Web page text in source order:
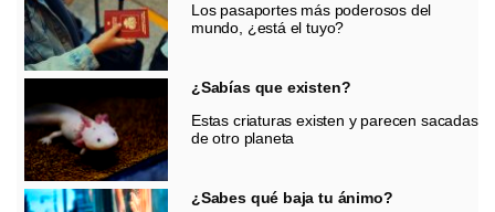
Los pasaportes más poderosos del
mundo, ¿está el tuyo?
¿Sabías que existen?
Estas criaturas existen y parecen sacadas
de otro planeta
¿Sabes qué baja tu ánimo?